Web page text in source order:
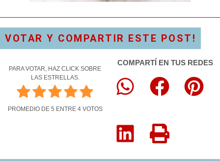
VOTAR Y COMPARTIR ESTE POST!
PARA VOTAR, HAZ CLICK SOBRE
LAS ESTRELLAS.
PROMEDIO DE 5 ENTRE 4VOTOS
COMPARTÍ EN TUS REDES